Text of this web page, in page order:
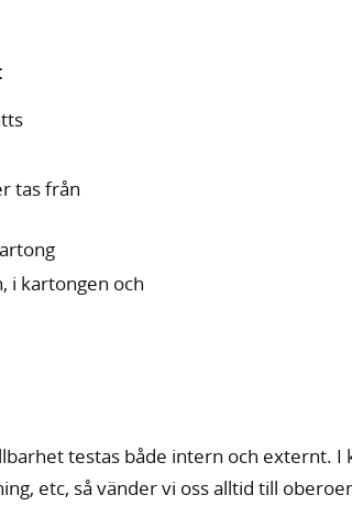
tas från
i kartongen och
testas både intern och externt. I
etc, så vänder vi oss alltid till